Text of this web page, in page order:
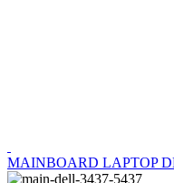
MAINBOARD LAPTOP